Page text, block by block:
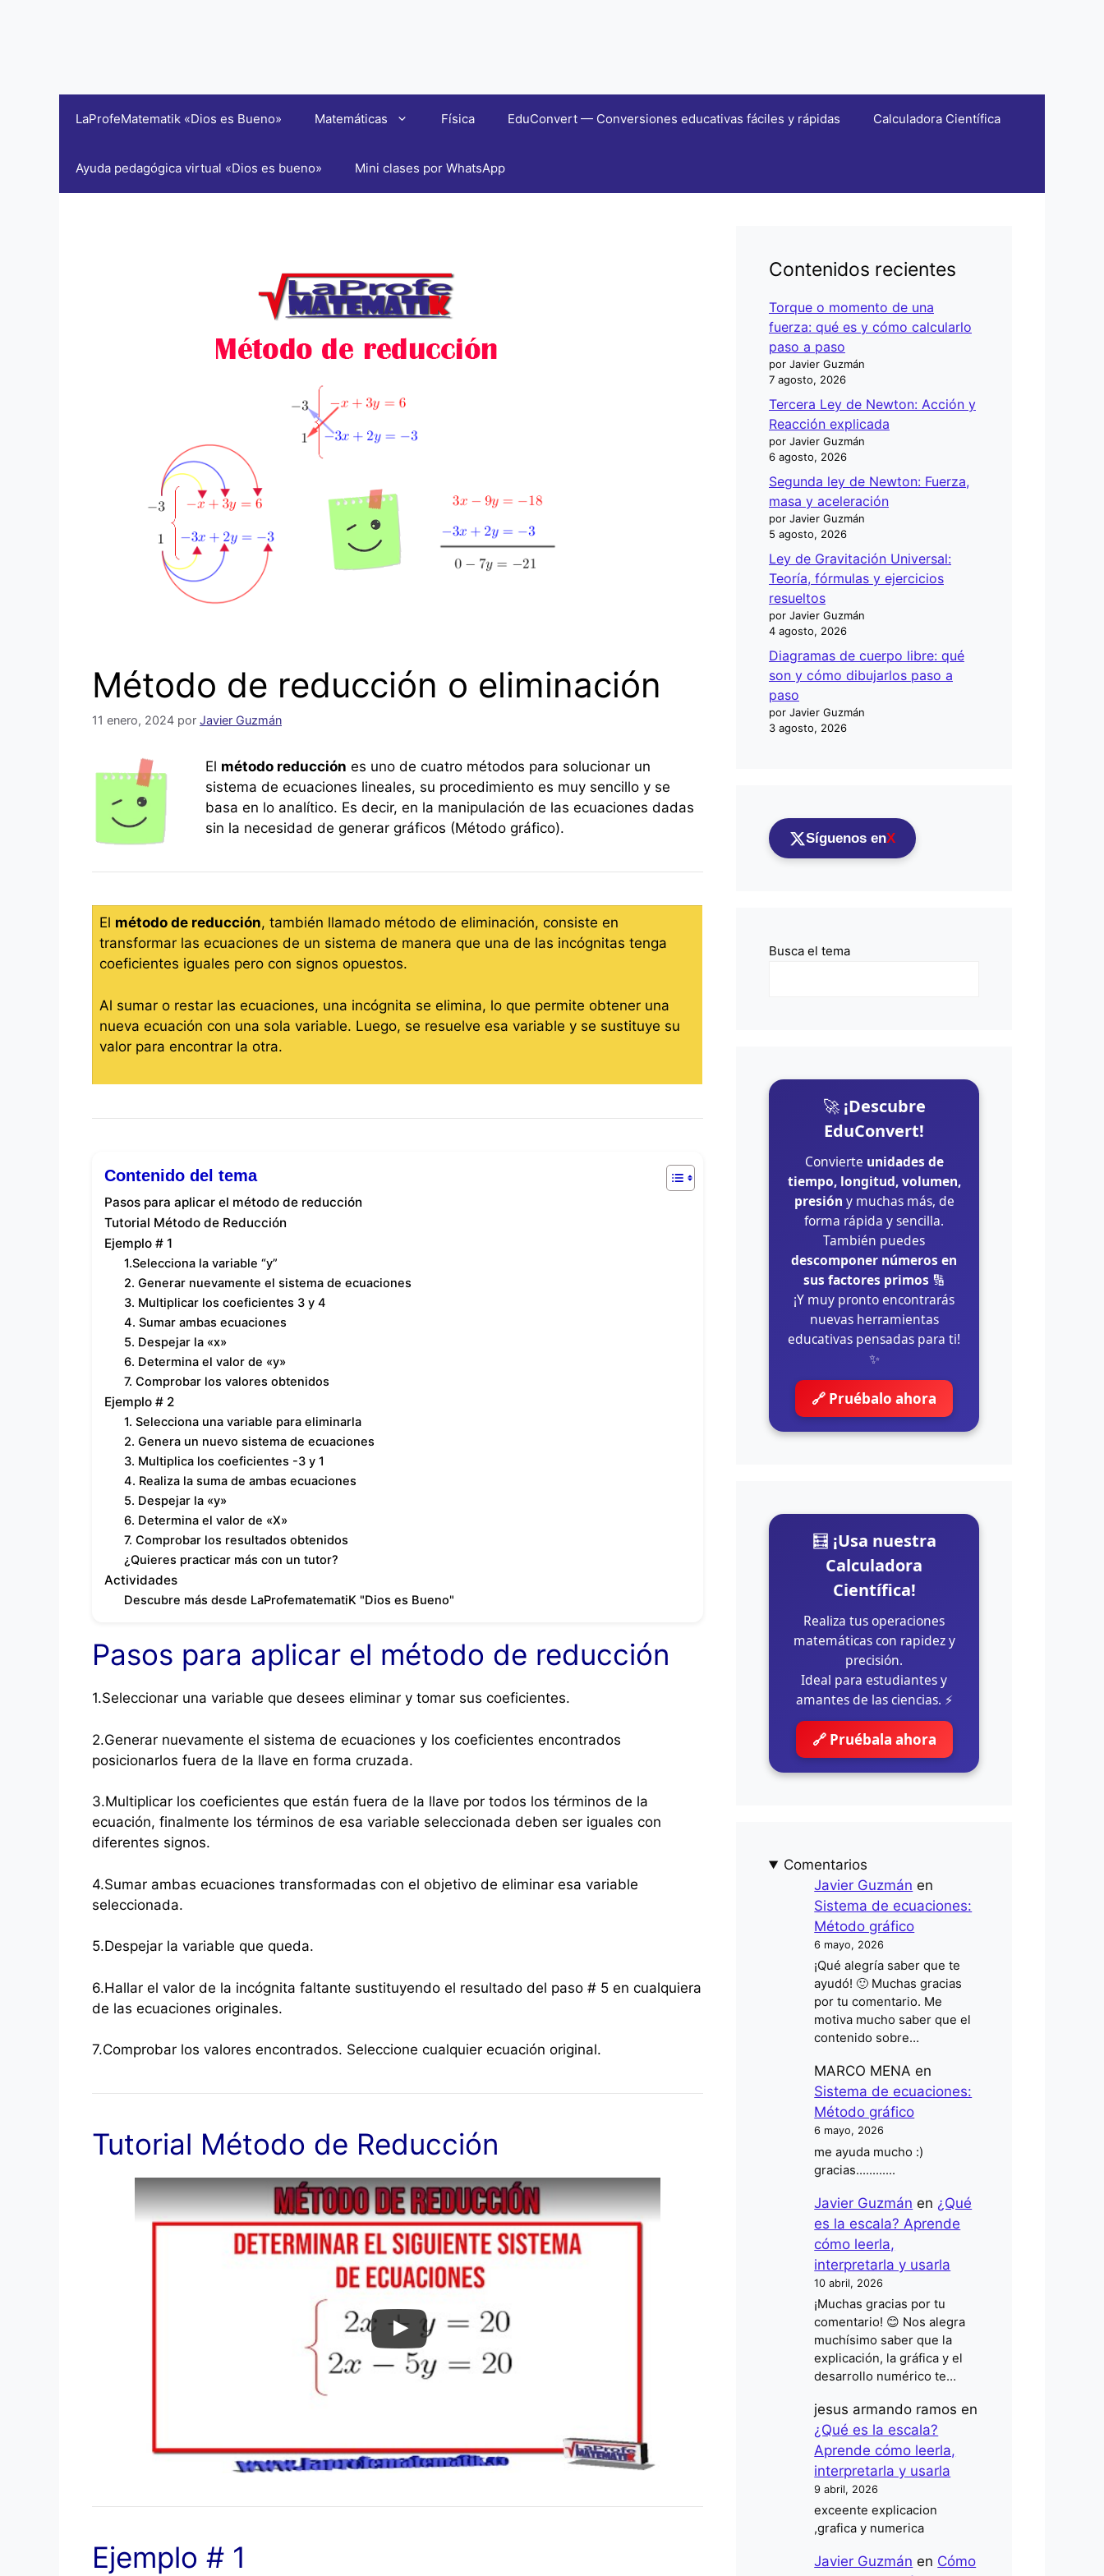
LaProfeMatematik «Dios es Bueno» Matemáticas Física EduConvert — Conversiones educativas fáciles y rápidas Calculadora Científica
Ayuda pedagógica virtual «Dios es bueno» Mini clases por WhatsApp
Método de reducción o eliminación
11 enero, 2024 por Javier Guzmán
El método reducción es uno de cuatro métodos para solucionar un
sistema de ecuaciones lineales, su procedimiento es muy sencillo y se
basa en lo analítico. Es decir, en la manipulación de las ecuaciones dadas
sin la necesidad de generar gráficos (Método gráfico).
El método de reducción, también llamado método de eliminación, consiste en
transformar las ecuaciones de un sistema de manera que una de las incógnitas tenga
coeficientes iguales pero con signos opuestos.
Al sumar o restar las ecuaciones, una incógnita se elimina, lo que permite obtener una
nueva ecuación con una sola variable. Luego, se resuelve esa variable y se sustituye su
valor para encontrar la otra.
Contenido del tema
Pasos para aplicar el método de reducción
Tutorial Método de Reducción
Ejemplo # 1
1.Selecciona la variable “y”
2. Generar nuevamente el sistema de ecuaciones
3. Multiplicar los coeficientes 3 y 4
4. Sumar ambas ecuaciones
5. Despejar la «x»
6. Determina el valor de «y»
7. Comprobar los valores obtenidos
Ejemplo # 2
1. Selecciona una variable para eliminarla
2. Genera un nuevo sistema de ecuaciones
3. Multiplica los coeficientes -3 y 1
4. Realiza la suma de ambas ecuaciones
5. Despejar la «y»
6. Determina el valor de «X»
7. Comprobar los resultados obtenidos
¿Quieres practicar más con un tutor?
Actividades
Descubre más desde LaProfematematiK "Dios es Bueno"
Pasos para aplicar el método de reducción
1.Seleccionar una variable que desees eliminar y tomar sus coeficientes.
2.Generar nuevamente el sistema de ecuaciones y los coeficientes encontrados
posicionarlos fuera de la llave en forma cruzada.
3.Multiplicar los coeficientes que están fuera de la llave por todos los términos de la
ecuación, finalmente los términos de esa variable seleccionada deben ser iguales con
diferentes signos.
4.Sumar ambas ecuaciones transformadas con el objetivo de eliminar esa variable
seleccionada.
5.Despejar la variable que queda.
6.Hallar el valor de la incógnita faltante sustituyendo el resultado del paso # 5 en cualquiera
de las ecuaciones originales.
7.Comprobar los valores encontrados. Seleccione cualquier ecuación original.
Tutorial Método de Reducción
Ejemplo # 1
Contenidos recientes
Torque o momento de una
fuerza: qué es y cómo calcularlo
paso a paso
por Javier Guzmán
7 agosto, 2026
Tercera Ley de Newton: Acción y
Reacción explicada
por Javier Guzmán
6 agosto, 2026
Segunda ley de Newton: Fuerza,
masa y aceleración
por Javier Guzmán
5 agosto, 2026
Ley de Gravitación Universal:
Teoría, fórmulas y ejercicios
resueltos
por Javier Guzmán
4 agosto, 2026
Diagramas de cuerpo libre: qué
son y cómo dibujarlos paso a
paso
por Javier Guzmán
3 agosto, 2026
Síguenos enX
Busca el tema
🚀 ¡Descubre
EduConvert!
Convierte unidades de
tiempo, longitud, volumen,
presión y muchas más, de
forma rápida y sencilla.
También puedes
descomponer números en
sus factores primos 🔢
¡Y muy pronto encontrarás
nuevas herramientas
educativas pensadas para ti!
✨
🔗 Pruébalo ahora
🧮 ¡Usa nuestra
Calculadora
Científica!
Realiza tus operaciones
matemáticas con rapidez y
precisión.
Ideal para estudiantes y
amantes de las ciencias. ⚡
🔗 Pruébala ahora
Comentarios
Javier Guzmán en
Sistema de ecuaciones:
Método gráfico
6 mayo, 2026
¡Qué alegría saber que te
ayudó! 🙂 Muchas gracias
por tu comentario. Me
motiva mucho saber que el
contenido sobre…
MARCO MENA en
Sistema de ecuaciones:
Método gráfico
6 mayo, 2026
me ayuda mucho :)
gracias............
Javier Guzmán en ¿Qué
es la escala? Aprende
cómo leerla,
interpretarla y usarla
10 abril, 2026
¡Muchas gracias por tu
comentario! 😊 Nos alegra
muchísimo saber que la
explicación, la gráfica y el
desarrollo numérico te…
jesus armando ramos en
¿Qué es la escala?
Aprende cómo leerla,
interpretarla y usarla
9 abril, 2026
exceente explicacion
,grafica y numerica
Javier Guzmán en Cómo